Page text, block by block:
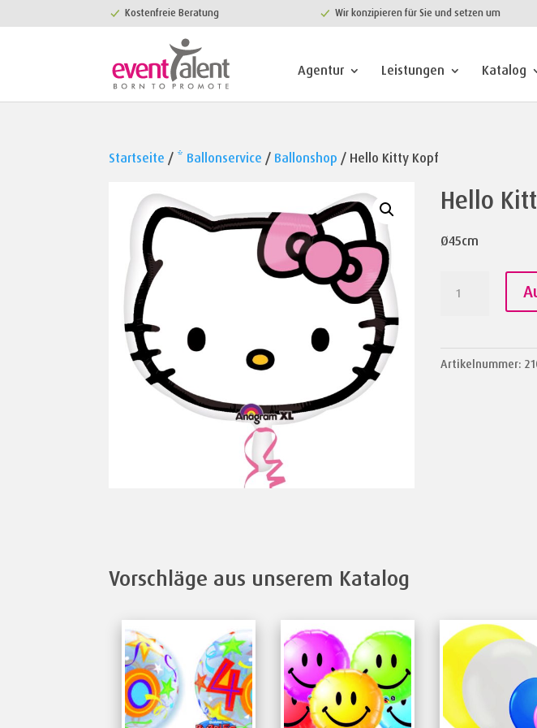
Kostenfreie Beratung Wir konzipieren für Sie und setzen um
Agentur Leistungen Katalog
Startseite / * Ballonservice / Ballonshop / Hello Kitty Kopf
Hello
Ø45cm
Menge
Artikelnummer:
Vorschläge aus unserem Katalog